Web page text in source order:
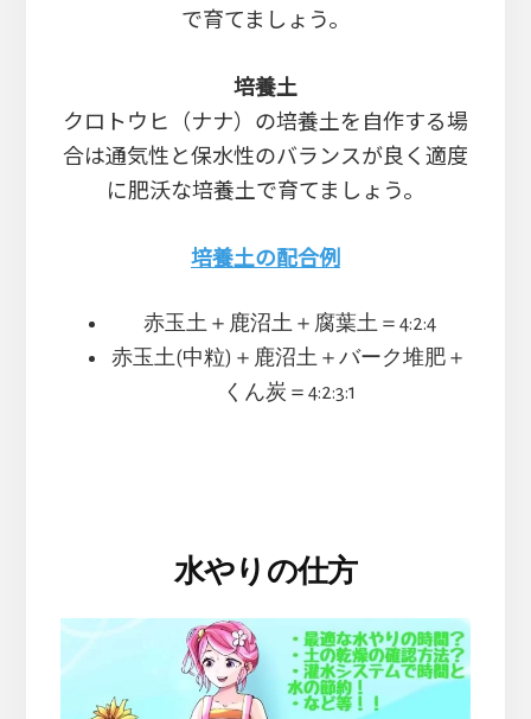
で育てましょう。
培養土
クロトウヒ（ナナ）の培養土を自作する場
合は通気性と保水性のバランスが良く適度
に肥沃な培養土で育てましょう。
培養土の配合例
赤玉土＋鹿沼土＋腐葉土＝4:2:4
赤玉土(中粒)＋鹿沼土＋バーク堆肥＋
くん炭＝4:2:3:1
水やりの仕方